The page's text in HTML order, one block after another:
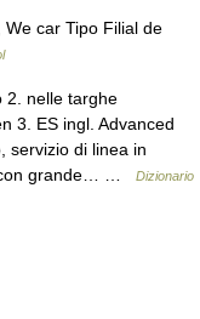
car Tipo Filial de
2. nelle targhe
3. ES ingl. Advanced
servizio di linea in
con grande… …
Dizionario